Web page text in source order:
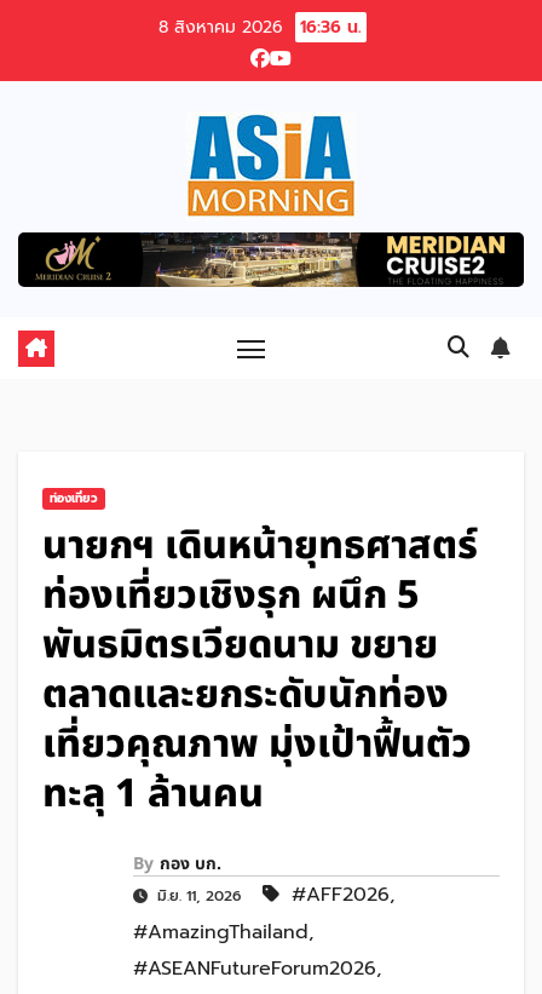
content
8 สิงหาคม 2026 16:36 น.
ท่องเที่ยว
นายกฯ เดินหน้ายุทธศาสตร์
ท่องเที่ยวเชิงรุก ผนึก 5
พันธมิตรเวียดนาม ขยาย
ตลาดและยกระดับนักท่อง
เที่ยวคุณภาพ มุ่งเป้าฟื้นตัว
ทะลุ 1 ล้านคน
By กอง บก.
มิ.ย. 11, 2026 #AFF2026,
#AmazingThailand,
#ASEANFutureForum2026,